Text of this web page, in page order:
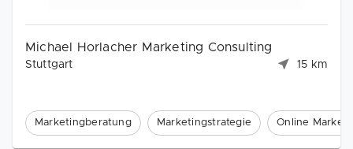
Michael Horlacher Marketing Consulting
Stuttgart 15 km
Marketingberatung Marketingstrategie Online